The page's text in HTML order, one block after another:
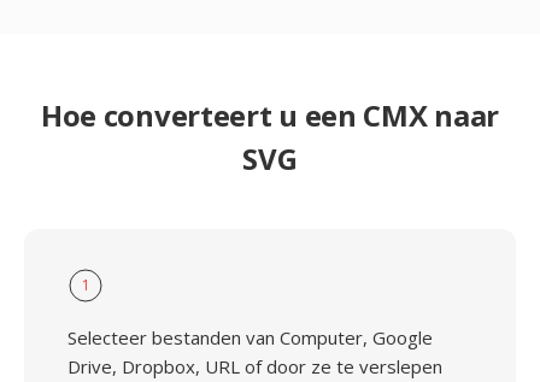
Hoe converteert u een CMX naar
SVG
1
Selecteer bestanden van Computer, Google
Drive, Dropbox, URL of door ze te verslepen